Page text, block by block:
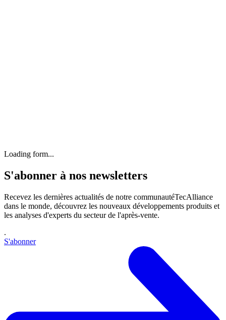
Loading form...
S'abonner à nos newsletters
Recevez les dernières actualités de notre communautéTecAlliance
dans le monde, découvrez les nouveaux développements produits et
les analyses d'experts du secteur de l'après-vente.
.
S'abonner